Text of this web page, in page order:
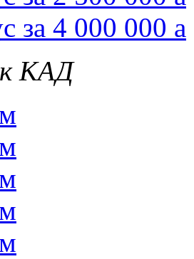
за 4 000 000 a
КАД